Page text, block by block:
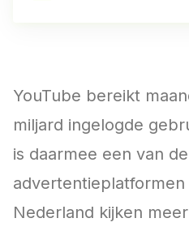
YouTube bereikt
miljard ingelogde
is daarmee een van
Nederland kijken